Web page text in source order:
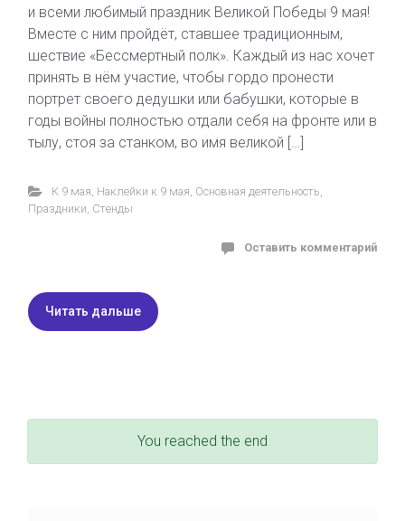
и всеми любимый праздник Великой Победы 9 мая!
Вместе с ним пройдёт, ставшее традиционным,
шествие «Бессмертный полк». Каждый из нас хочет
принять в нём участие, чтобы гордо пронести
портрет своего дедушки или бабушки, которые в
годы войны полностью отдали себя на фронте или в
тылу, стоя за станком, во имя великой […]
К 9 мая Наклейки к 9 мая Основная деятельность
Праздники Стенды
Оставить комментарий
Читать дальше
You reached the end